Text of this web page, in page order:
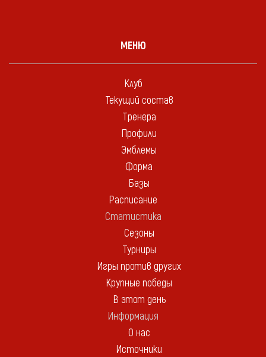
МЕНЮ
Клуб
Текущий состав
Тренера
Профили
Эмблемы
Форма
Базы
Расписание
Статистика
Сезоны
Турниры
Игры против других
Крупные победы
В этот день
Информация
О нас
Источники